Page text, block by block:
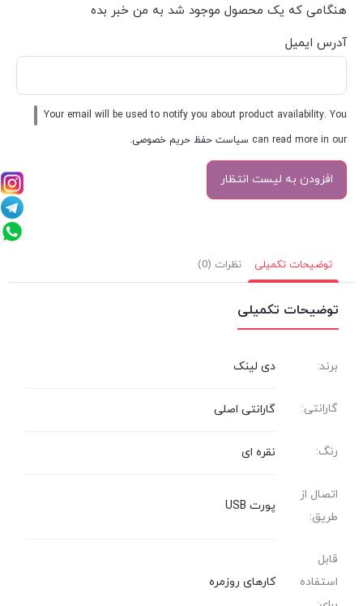
هنگامی که یک محصول موجود شد به من خبر بده
آدرس ایمیل
Your email will be used to notify you about product availability. You
can read more in our سیاست حفظ حریم خصوصی.
توضیحات تکمیلی نظرات (0)
توضیحات تکمیلی
برند: دی لینک
گارانتی: گارانتی اصلی
رنگ: نقره ای
اتصال از
طریق:
پورت USB
قابل
استفاده
کارهای روزمره